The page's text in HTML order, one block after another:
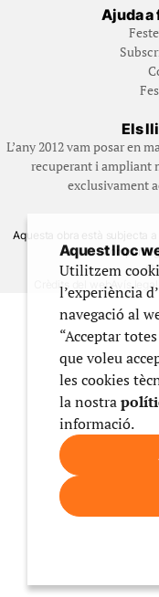
Ajuda
Els
L’any 2012 vam posar en
recuperant i ampliant
exclusivament
Aquesta obra està subjecta
©
Crèdits del webAvís legal
Aquest lloc
Utilitzem
l’experiència
navegació al
“Acceptar
que voleu
les cookies
la nostra
informació.